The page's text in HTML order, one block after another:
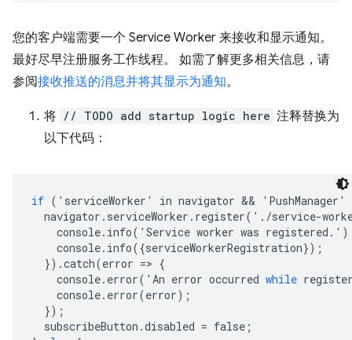
您的客户端需要一个 Service Worker 来接收和显示通知。
最好尽早注册服务工作线程。 如需了解更多相关信息，请
参阅接收推送的消息并将其显示为通知。
将 // TODO add startup logic here 注释替换为
以下代码：
if (' serviceWorker ' in navigator && ' PushManager '
navigator . serviceWorker . register('. /service-
console. info(' Service worker was registered
console. info({serviceWorkerRegistration});
}).catch(error => {
console. error(' An error occurred while
console. error(error);
});
subscribeButton .disabled = false ;